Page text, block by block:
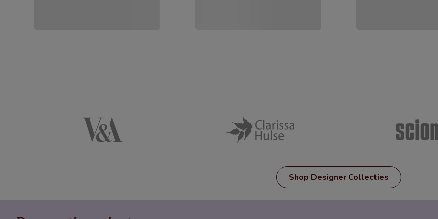
Shop Designer Collecties